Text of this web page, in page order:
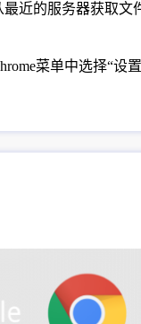
近的服务器获取文
菜单中选择“设